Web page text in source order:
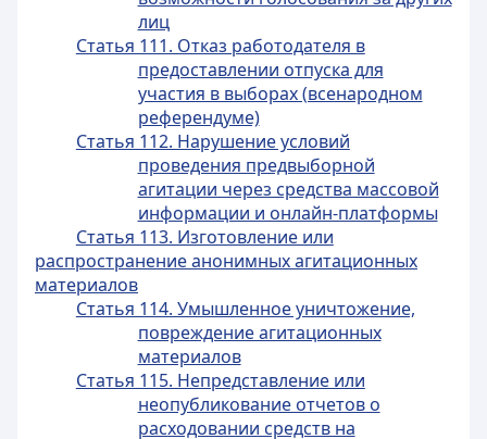
лиц
Статья 111. Отказ работодателя в
предоставлении отпуска для
участия в выборах (всенародном
референдуме)
Статья 112. Нарушение условий
проведения предвыборной
агитации через средства массовой
информации и онлайн-платформы
Статья 113. Изготовление или
распространение анонимных агитационных
материалов
Статья 114. Умышленное уничтожение,
повреждение агитационных
материалов
Статья 115. Непредставление или
неопубликование отчетов о
расходовании средств на